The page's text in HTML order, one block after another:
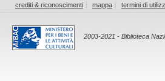
crediti & riconoscimenti mappa termini di
2003-2021 - Biblioteca